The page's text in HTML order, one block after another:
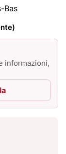
Bas
informazioni,